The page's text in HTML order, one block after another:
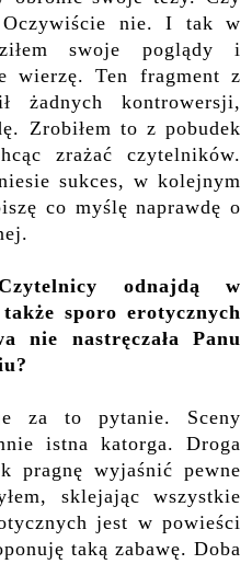
Oczywiście nie. I tak w
swoje poglądy i
wierzę. Ten fragment z
żadnych kontrowersji,
Zrobiłem to z pobudek
zrażać czytelników.
sukces, w kolejnym
co myślę naprawdę o
odnajdą w
sporo erotycznych
nie nastręczała Panu
za to pytanie. Sceny
istna katorga. Droga
pragnę wyjaśnić pewne
sklejając wszystkie
jest w powieści
taką zabawę. Doba